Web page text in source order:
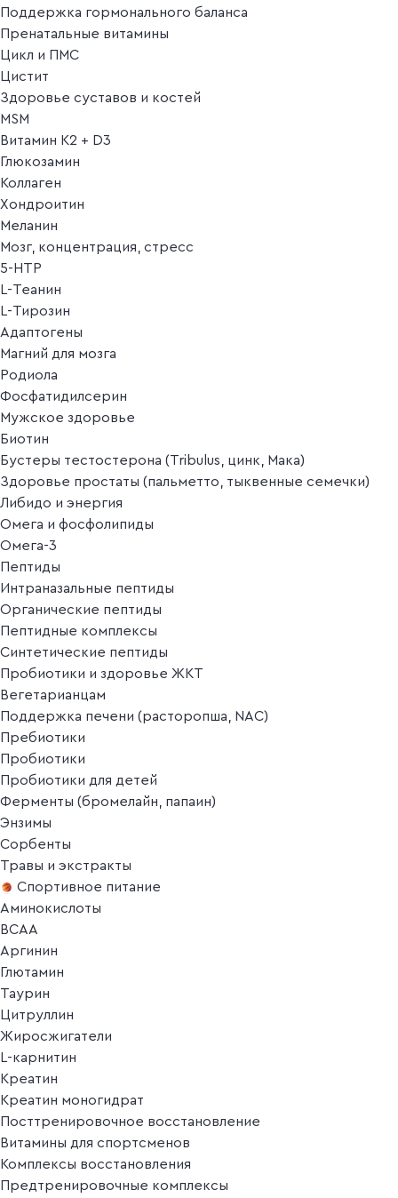
Поддержка гормонального баланса
Пренатальные витамины
Цикл и ПМС
Цистит
Здоровье суставов и костей
MSM
Витамин K2 + D3
Глюкозамин
Коллаген
Хондроитин
Меланин
Мозг, концентрация, стресс
5-HTP
L-Теанин
L-Тирозин
Адаптогены
Магний для мозга
Родиола
Фосфатидилсерин
Мужское здоровье
Биотин
Бустеры тестостерона (Tribulus, цинк, Мака)
Здоровье простаты (пальметто, тыквенные семечки)
Либидо и энергия
Омега и фосфолипиды
Омега-3
Пептиды
Интраназальные пептиды
Органические пептиды
Пептидные комплексы
Синтетические пептиды
Пробиотики и здоровье ЖКТ
Вегетарианцам
Поддержка печени (расторопша, NAC)
Пребиотики
Пробиотики
Пробиотики для детей
Ферменты (бромелайн, папаин)
Энзимы
Сорбенты
Травы и экстракты
Спортивное питание
Аминокислоты
BCAA
Аргинин
Глютамин
Таурин
Цитруллин
Жиросжигатели
L-карнитин
Креатин
Креатин моногидрат
Посттренировочное восстановление
Витамины для спортсменов
Комплексы восстановления
Предтренировочные комплексы